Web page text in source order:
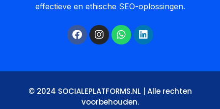
effectieve en ethische SEO-oplossingen.
© 2024 SOCIALEPLATFORMS.NL | Alle rechten
voorbehouden.